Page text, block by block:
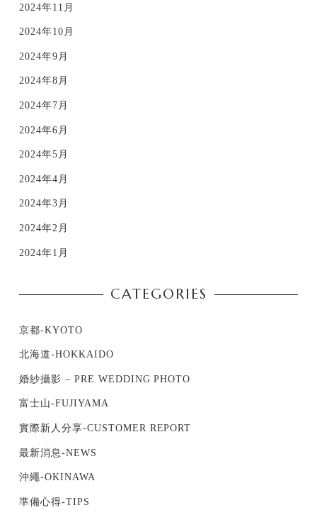
2024年11月
2024年10月
2024年9月
2024年8月
2024年7月
2024年6月
2024年5月
2024年4月
2024年3月
2024年2月
2024年1月
CATEGORIES
京都-KYOTO
北海道-HOKKAIDO
婚紗攝影 – PRE WEDDING PHOTO
富士山-FUJIYAMA
實際新人分享-CUSTOMER REPORT
最新消息-NEWS
沖繩-OKINAWA
準備心得-TIPS